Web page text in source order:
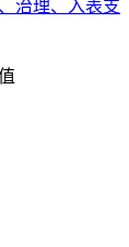
治理、入表支